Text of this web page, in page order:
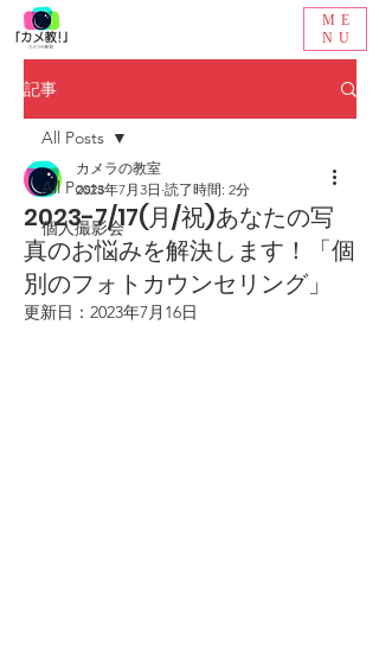
ME
NU
記事
All Posts
個人撮影会
All Posts
2023-7/17(月/祝)あなたの写
真のお悩みを解決します！「個
別のフォトカウンセリング」
カメラの教室
2023年7月3日 読了時間: 2分
更新日： 2023年7月16日